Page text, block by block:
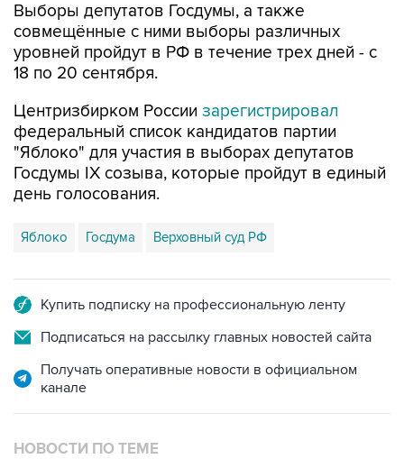
Выборы депутатов Госдумы, а также
совмещённые с ними выборы различных
уровней пройдут в РФ в течение трех дней - с
18 по 20 сентября.
Центризбирком России зарегистрировал
федеральный список кандидатов партии
"Яблоко" для участия в выборах депутатов
Госдумы IX созыва, которые пройдут в единый
день голосования.
Яблоко Госдума Верховный суд РФ
Купить подписку на профессиональную ленту
Подписаться на рассылку главных новостей сайта
Получать оперативные новости в официальном
канале
НОВОСТИ ПО ТЕМЕ